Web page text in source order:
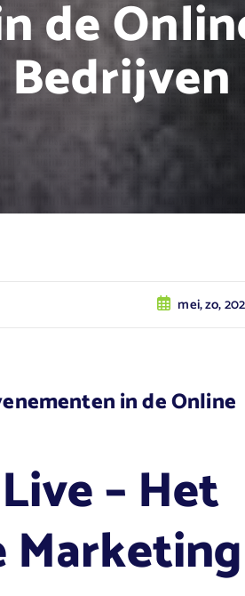
de
Bedrijven
mei, zo,
in de Online
– Het
Marketing